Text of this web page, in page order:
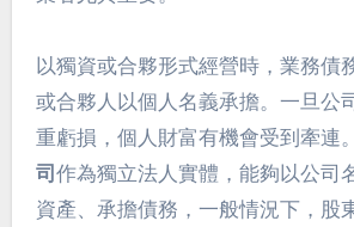
以獨資或合夥形式經營時，業務債
或合夥人以個人名義承擔。一旦公
重虧損，個人財富有機會受到牽連
司 作為獨立法人實體，能夠以公司
資產、承擔債務，一般情況下，股